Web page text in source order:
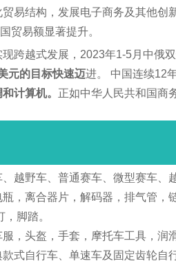
易结构，发展电子商务及其他
贸易额显著提升。
跨越式发展，2023年1-5月中俄
元的目标快速迈进。 中国连续12
计算机。 正如中华人民共和国商
越野车、普通赛车、微型赛车、
，离合器片，解码器，排气管
脚踏。
，头盔，手套，摩托车工具，润滑
式自行车、单速车及固定齿轮